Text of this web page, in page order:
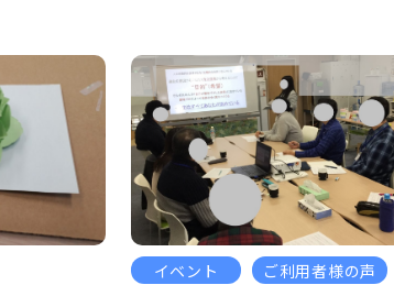
イベント
ご利用者様の声